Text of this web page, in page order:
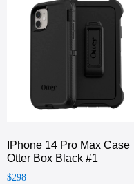
IPhone 14 Pro Max Case
Otter Box Black #1
$298